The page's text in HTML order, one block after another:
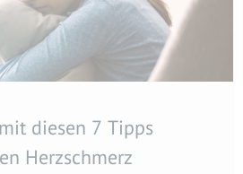
diesen 7 Tipps
Herzschmerz